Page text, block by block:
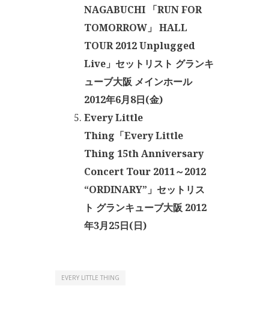
NAGABUCHI 「RUN FOR
TOMORROW」 HALL
TOUR 2012 Unplugged
Live」セットリスト グランキ
ューブ大阪 メインホール
2012年6月8日(金)
Every Little
Thing「Every Little
Thing 15th Anniversary
Concert Tour 2011～2012
“ORDINARY”」セットリス
ト グランキューブ大阪 2012
年3月25日(日)
EVERY LITTLE THING